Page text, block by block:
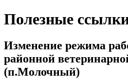
Полезные
Изменение режима
районной
(п.Молочный)